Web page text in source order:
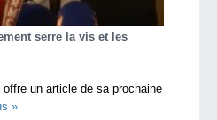
serre la vis et les
offre un article de sa prochaine
»